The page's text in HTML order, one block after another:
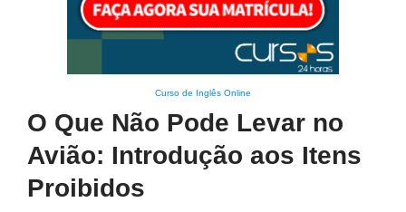
Curso de Inglês Online
O Que Não Pode Levar no
Avião: Introdução aos Itens
Proibidos